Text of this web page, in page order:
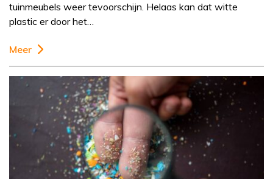
tuinmeubels weer tevoorschijn. Helaas kan dat witte
plastic er door het…
Meer